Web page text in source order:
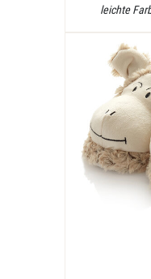
leichte